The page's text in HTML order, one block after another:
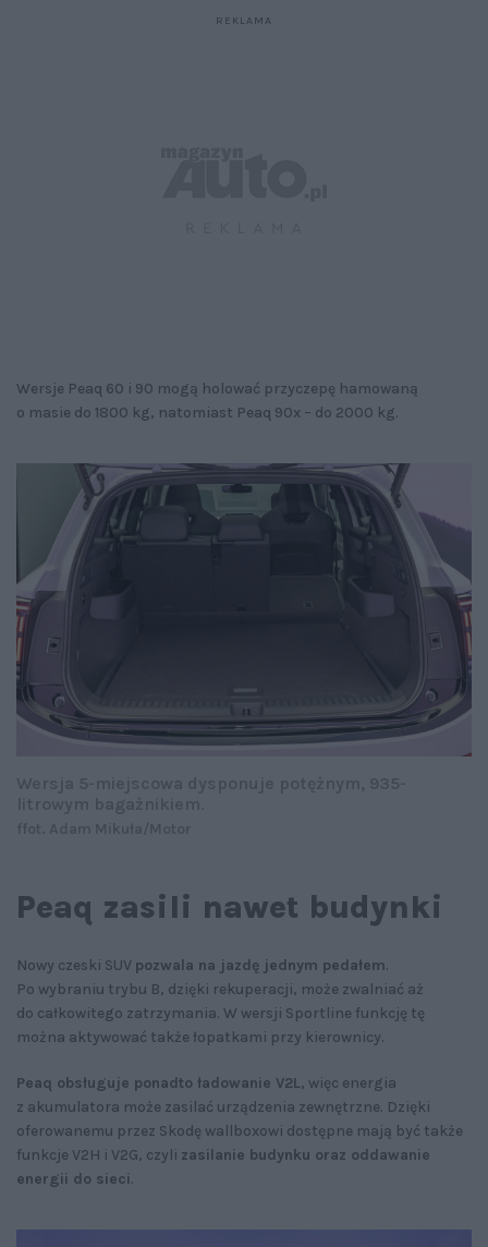
Wersje Peaq 60 i 90 mogą holować przyczepę hamowaną
o masie do 1800 kg, natomiast Peaq 90x – do 2000 kg.
Peaq zasili nawet budynki
Nowy czeski SUV pozwala na jazdę jednym pedałem.
Po wybraniu trybu B, dzięki rekuperacji, może zwalniać aż
do całkowitego zatrzymania. W wersji Sportline funkcję tę
można aktywować także łopatkami przy kierownicy.
Peaq obsługuje ponadto ładowanie V2L, więc energia
z akumulatora może zasilać urządzenia zewnętrzne. Dzięki
oferowanemu przez Skodę wallboxowi dostępne mają być także
funkcje V2H i V2G, czyli zasilanie budynku oraz oddawanie
energii do sieci.